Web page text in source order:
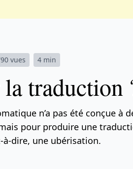
vues 4 min
traduction
n’a pas été conçue à
pour produire une
à-dire, une ubérisation.